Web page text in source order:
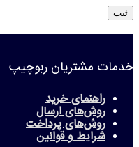
خدمات مشتریان ربوچیپ
راهنمای خرید
روش‌های ارسال
روش‌های پرداخت
شرایط و قوانین